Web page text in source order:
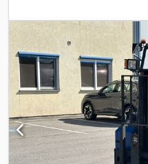
, * Araç
zeka destekli, mesajınız ilgili
Lombardini LDW 1003/B1 *
1500 kg * Çalışma saati: 2042
ağırlık: 1500 kg * İzin verilen
Airerf * Hidrolik olarak
bir araç, mevcut haliyle
amaçlı satılmaktadır. Satış,
yapılmaktadır (§ 444 BGB).
verilmez. Sonradan yapılacak
almadan önce aracın